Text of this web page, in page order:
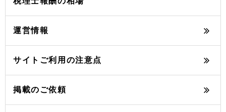
運営情報
サイトご利用の注意点
掲載のご依頼